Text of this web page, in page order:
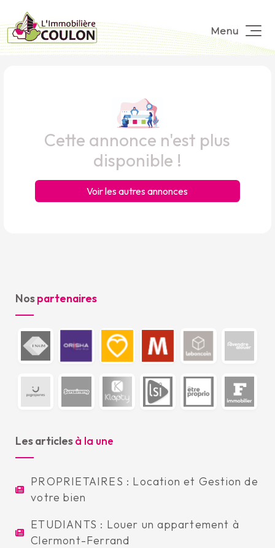
Menu
Cette annonce n'est plus
disponible !
Voir les autres annonces
Nospartenaires
Les articlesà la une
PROPRIETAIRES : Location et Gestion de
votre bien
ETUDIANTS : Louer un appartement à
Clermont-Ferrand